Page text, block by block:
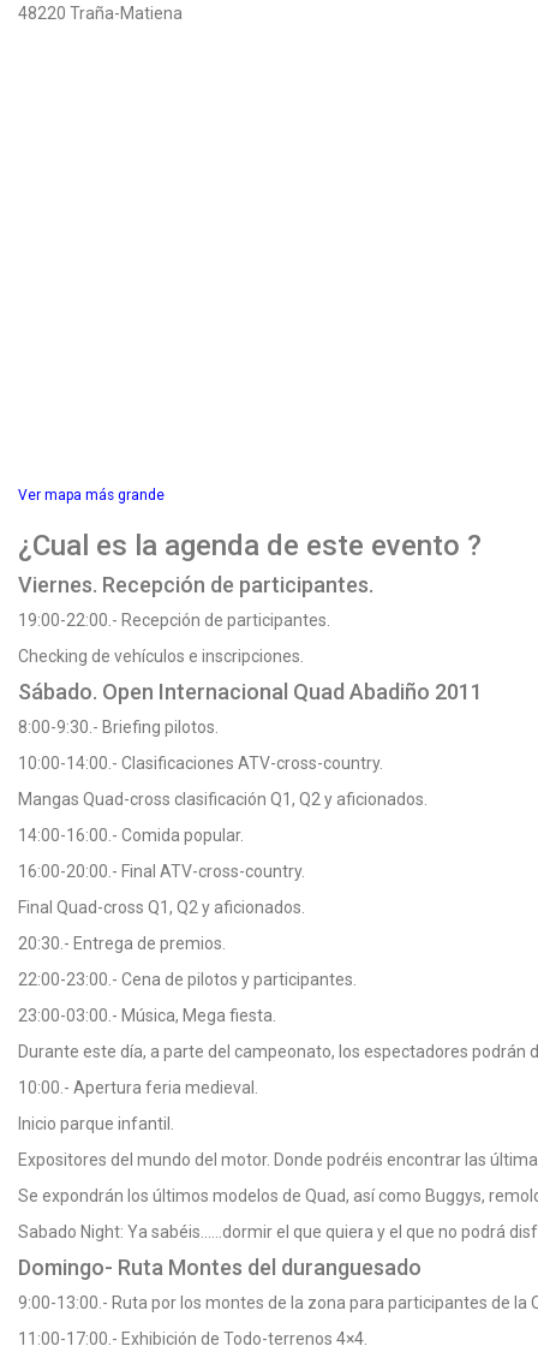
48220 Traña-Matiena
Ver mapa más grande
¿Cual es la agenda de este evento ?
Viernes. Recepción de participantes.
19:00-22:00.- Recepción de participantes.
Checking de vehículos e inscripciones.
Sábado. Open Internacional Quad Abadiño 2011
8:00-9:30.- Briefing pilotos.
10:00-14:00.- Clasificaciones ATV-cross-country.
Mangas Quad-cross clasificación Q1, Q2 y aficionados.
14:00-16:00.- Comida popular.
16:00-20:00.- Final ATV-cross-country.
Final Quad-cross Q1, Q2 y aficionados.
20:30.- Entrega de premios.
22:00-23:00.- Cena de pilotos y participantes.
23:00-03:00.- Música, Mega fiesta.
Durante este día, a parte del campeonato, los espectadores
10:00.- Apertura feria medieval.
Inicio parque infantil.
Expositores del mundo del motor. Donde podréis encontrar las
Se expondrán los últimos modelos de Quad, así como Buggys,
Sabado Night: Ya sabéis……dormir el que quiera y el que no podrá
Domingo- Ruta Montes del duranguesado
9:00-13:00.- Ruta por los montes de la zona para participantes de la
11:00-17:00.- Exhibición de Todo-terrenos 4×4.